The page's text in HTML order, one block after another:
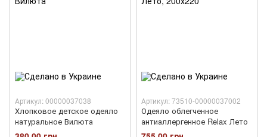
Артикул: 00000037038
Хлопковое детское одеяло
натуральное Вилюта
Артикул: 73510-00000037002
Одеяло облегченное
антиаллергенное Relax Лето